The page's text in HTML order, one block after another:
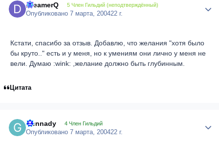
DreamerQ 5 Член Гильдий (неподтверждённый)
Опубликовано 7 марта, 200422 г.
Кстати, спасибо за отзыв. Добавлю, что желания "хотя было
бы круто.." есть и у меня, но к умениям они лично у меня не
вели. Думаю :wink: ,желание должно быть глубинным.
Цитата
Gennady 4 Член Гильдий
Опубликовано 7 марта, 200422 г.